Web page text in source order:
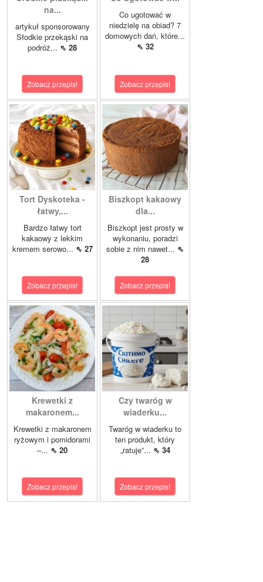
na...
artykuł sponsorowany
Słodkie przekąski na
podróż... ⇖ 28
Zobacz przepis!
Co ugotować w
niedzielę na obiad? 7
domowych dań, które...
⇖ 32
Zobacz przepis!
Tort Dyskoteka -
łatwy,...
Bardzo łatwy tort
kakaowy z lekkim
kremem serowo... ⇖ 27
Zobacz przepis!
Biszkopt kakaowy
dla...
Biszkopt jest prosty w
wykonaniu, poradzi
sobie z nim nawet... ⇖
28
Zobacz przepis!
Krewetki z
makaronem...
Krewetki z makaronem
ryżowym i pomidorami
–... ⇖ 20
Zobacz przepis!
Czy twaróg w
wiaderku...
Twaróg w wiaderku to
ten produkt, który
„ratuje”... ⇖ 34
Zobacz przepis!